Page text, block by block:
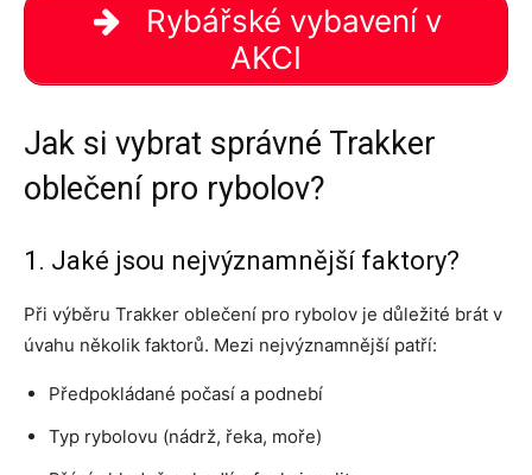
Rybářské vybavení v
AKCI
Jak si vybrat správné Trakker
oblečení pro rybolov?
1. Jaké jsou nejvýznamnější faktory?
Při výběru Trakker oblečení pro rybolov je důležité brát v
úvahu několik faktorů. Mezi nejvýznamnější patří:
Předpokládané počasí a podnebí
Typ rybolovu (nádrž, řeka, moře)